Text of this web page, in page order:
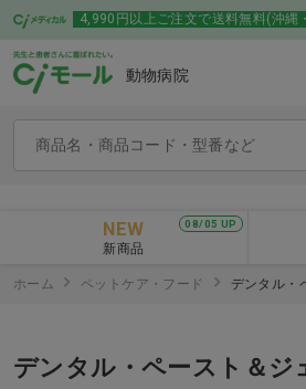
4,990円以上ご注文で送料無料(沖縄
動物病院
08/05 UP
NEW
新商品
ホーム ペットケア・フード デンタル・
デンタル・ペースト＆ジ